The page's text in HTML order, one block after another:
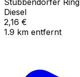
Diesel
2,16 €
1.9 km entfernt